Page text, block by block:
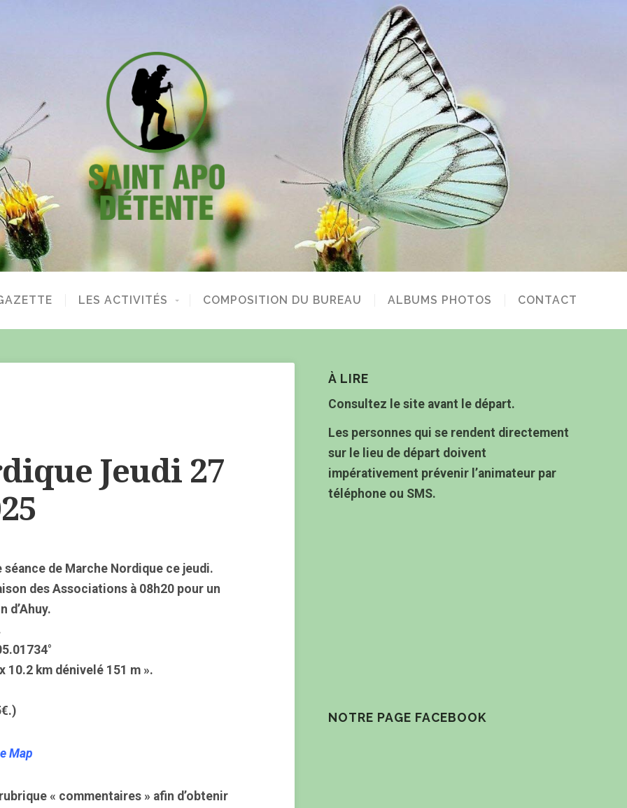
LES ACTIVITÉS COMPOSITION DU BUREAU ALBUMS PHOTOS CONTACT
Jeudi 27
de Marche Nordique ce jeudi.
des Associations à 08h20 pour un
d’Ahuy.
10.2 km dénivelé 151 m ».
Map
« commentaires » afin d’obtenir
À LIRE
Consultez le site avant le départ.
Les personnes qui se rendent directement
sur le lieu de départ doivent
impérativement prévenir l’animateur par
téléphone ou SMS.
NOTRE PAGE FACEBOOK